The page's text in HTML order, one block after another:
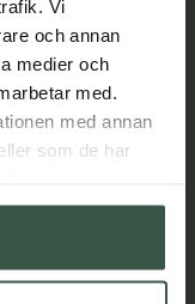
Vi
och annan
medier och
med.
med annan
som de har
gurkmeja